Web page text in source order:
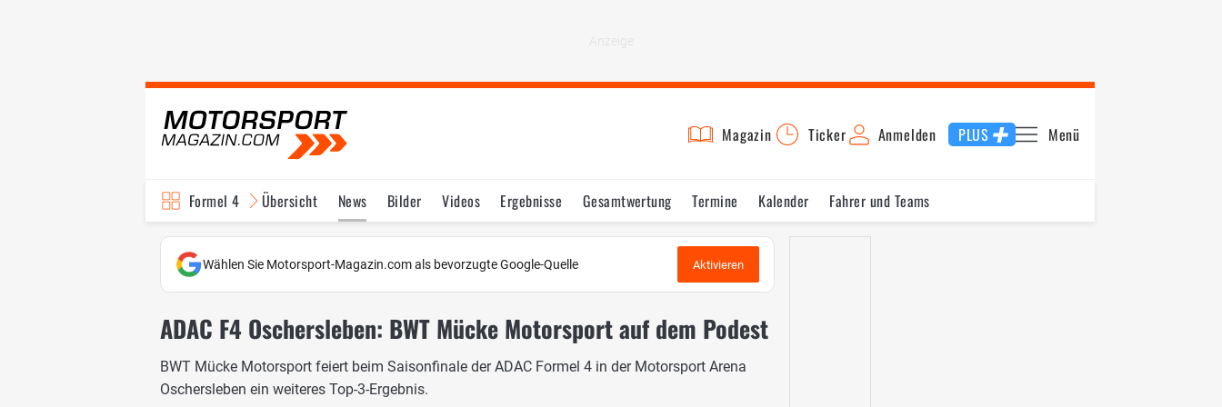
Magazin Ticker Anmelden PLUS Menü
Formel 4 Übersicht News Bilder Videos Ergebnisse Gesamtwertung Termine Kalender Fahrer und Teams
Wählen Sie Motorsport-Magazin.com als bevorzugte Google-Quelle Aktivieren
ADAC F4 Oschersleben: BWT Mücke Motorsport auf dem Podest
BWT Mücke Motorsport feiert beim Saisonfinale der ADAC Formel 4 in der Motorsport Arena
Oschersleben ein weiteres Top-3-Ergebnis.